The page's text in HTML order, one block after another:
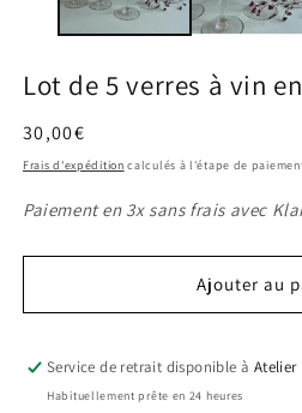
modale
Lot de 5 verres à vin
Prix
habituel
30,00€
Frais d'expédition calculés à l'étape de
Paiement en 3x sans frais avec
Ajouter au
Service de retrait disponible à Atelier
Habituellement prête en 24 heures